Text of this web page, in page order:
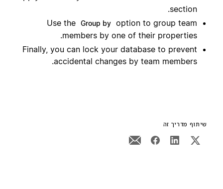
section.
Use the Group by option to group team
members by one of their properties.
Finally, you can lock your database to prevent
accidental changes by team members.
שיתוף מדריך זה